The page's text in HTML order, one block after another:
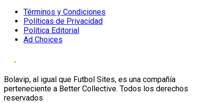
Términos y Condiciones
Políticas de Privacidad
Política Editorial
Ad Choices
Bolavip, al igual que Futbol Sites, es una compañía
perteneciente a Better Collective. Todos los derechos
reservados